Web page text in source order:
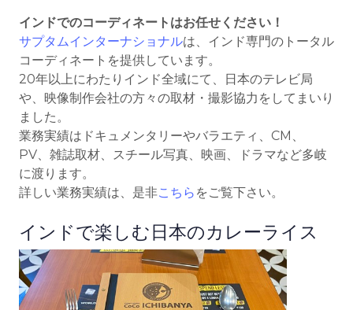
インドでのコーディネートはお任せください！
サプタムインターナショナルは、インド専門のトータル
コーディネートを提供しています。
20年以上にわたりインド全域にて、日本のテレビ局
や、映像制作会社の方々の取材・撮影協力をしてまいり
ました。
業務実績はドキュメンタリーやバラエティ、CM、
PV、雑誌取材、スチール写真、映画、ドラマなど多岐
に渡ります。
詳しい業務実績は、是非こちら をご覧下さい。
インドで楽しむ日本のカレーライス